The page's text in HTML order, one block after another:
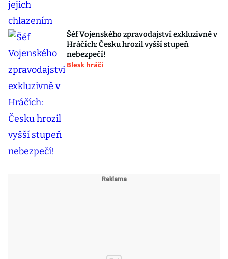
Šéf Vojenského zpravodajství exkluzivně v
Hráčích: Česku hrozil vyšší stupeň
nebezpečí!
Blesk hráči